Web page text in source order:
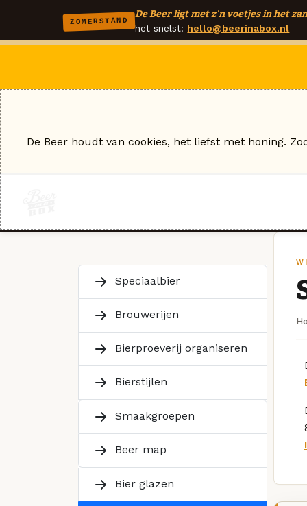
ZOMERSTAND
De Beer ligt met z'n voetjes in het
het snelst: hello@beerinabox.nl
Speciaalbier
Brouwerijen
Bierproeverij organiseren
Bierstijlen
Smaakgroepen
Beer map
Bier glazen
De Beer houdt van cookies, het liefst met honing.